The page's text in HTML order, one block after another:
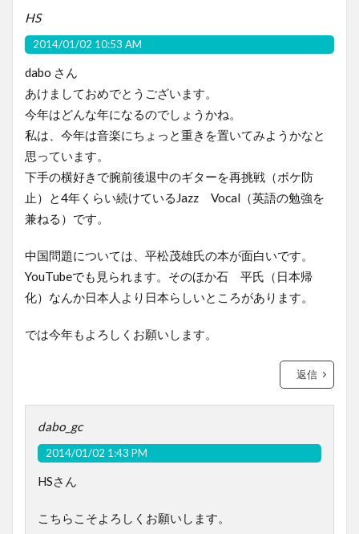
HS
2014/01/02 10:53 AM
dabo さん
あけましておめでとうございます。
今年はどんな年になるのでしょうかね。
私は、今年は音楽にちょっと重きを置いてみようかなと
思っています。
下手の横好きで腕前後退中のギターを再挑戦（ボケ防
止）と4年くらい続けているJazz Vocal（英語の勉強を
兼ねる）です。
中国問題については、平松茂雄氏の本が面白いです。
YouTubeでも見られます。そのほか石 平氏（日本帰
化）なんか日本人より日本らしいところがあります。
では今年もよろしくお願いします。
返信
dabo_gc
2014/01/02 1:43 PM
HSさん
こちらこそよろしくお願いします。